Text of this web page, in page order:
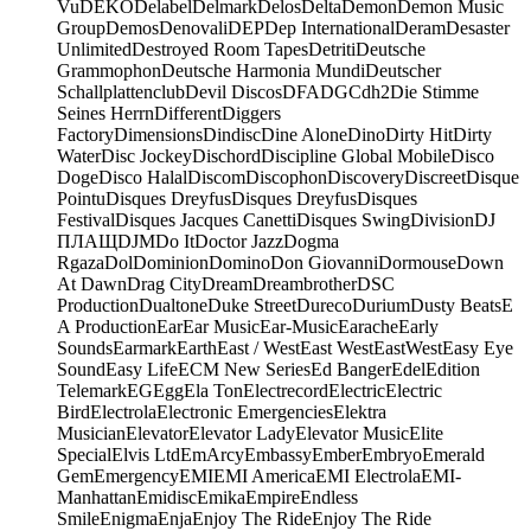
VuDEKODelabelDelmarkDelosDeltaDemonDemon Music
GroupDemosDenovaliDEPDep InternationalDeramDesaster
UnlimitedDestroyed Room TapesDetritiDeutsche
GrammophonDeutsche Harmonia MundiDeutscher
SchallplattenclubDevil DiscosDFADGCdh2Die Stimme
Seines HerrnDifferentDiggers
FactoryDimensionsDindiscDine AloneDinoDirty HitDirty
WaterDisc JockeyDischordDiscipline Global MobileDisco
DogeDisco HalalDiscomDiscophonDiscoveryDiscreetDisque
PointuDisques DreyfusDisques DreyfusDisques
FestivalDisques Jacques CanettiDisques SwingDivisionDJ
ПЛАЩDJMDo ItDoctor JazzDogma
RgazaDolDominionDominoDon GiovanniDormouseDown
At DawnDrag CityDreamDreambrotherDSC
ProductionDualtoneDuke StreetDurecoDuriumDusty BeatsE
A ProductionEarEar MusicEar-MusicEaracheEarly
SoundsEarmarkEarthEast / WestEast WestEastWestEasy Eye
SoundEasy LifeECM New SeriesEd BangerEdelEdition
TelemarkEGEggEla TonElectrecordElectricElectric
BirdElectrolaElectronic EmergenciesElektra
MusicianElevatorElevator LadyElevator MusicElite
SpecialElvis LtdEmArcyEmbassyEmberEmbryoEmerald
GemEmergencyEMIEMI AmericaEMI ElectrolaEMI-
ManhattanEmidiscEmikaEmpireEndless
SmileEnigmaEnjaEnjoy The RideEnjoy The Ride